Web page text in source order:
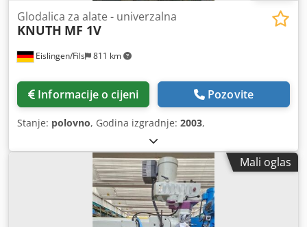
Eislingen/Fils 811 km
Glodalica za alate - univerzalna
KNUTH MF 1V
Informacije o cijeni Pozovite
Stanje: polovno, Godina izgradnje: 2003,
Mali oglas